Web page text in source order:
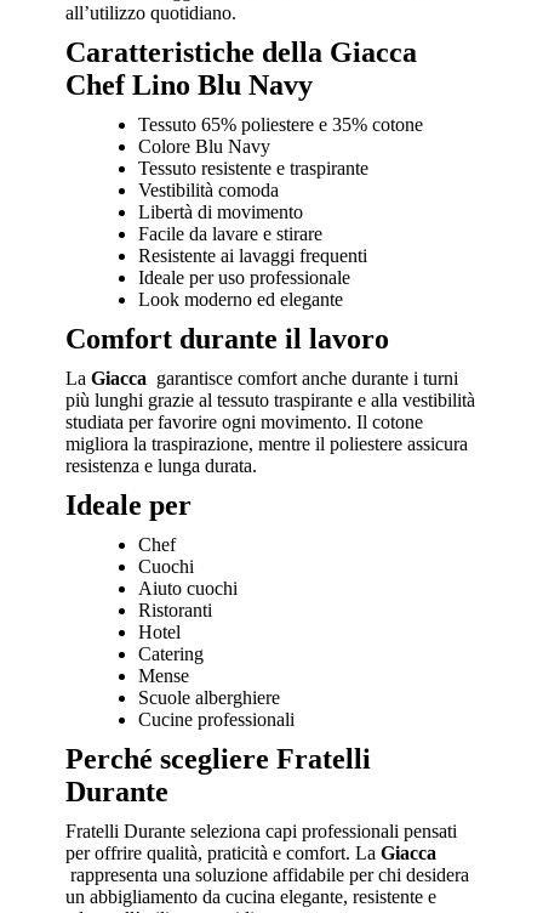
all’utilizzo quotidiano.
Caratteristiche della Giacca
Chef Lino Blu Navy
Tessuto 65% poliestere e 35% cotone
Colore Blu Navy
Tessuto resistente e traspirante
Vestibilità comoda
Libertà di movimento
Facile da lavare e stirare
Resistente ai lavaggi frequenti
Ideale per uso professionale
Look moderno ed elegante
Comfort durante il lavoro
La Giacca garantisce comfort anche durante i turni
più lunghi grazie al tessuto traspirante e alla vestibilità
studiata per favorire ogni movimento. Il cotone
migliora la traspirazione, mentre il poliestere assicura
resistenza e lunga durata.
Ideale per
Chef
Cuochi
Aiuto cuochi
Ristoranti
Hotel
Catering
Mense
Scuole alberghiere
Cucine professionali
Perché scegliere Fratelli
Durante
Fratelli Durante seleziona capi professionali pensati
per offrire qualità, praticità e comfort. La Giacca
rappresenta una soluzione affidabile per chi desidera
un abbigliamento da cucina elegante, resistente e